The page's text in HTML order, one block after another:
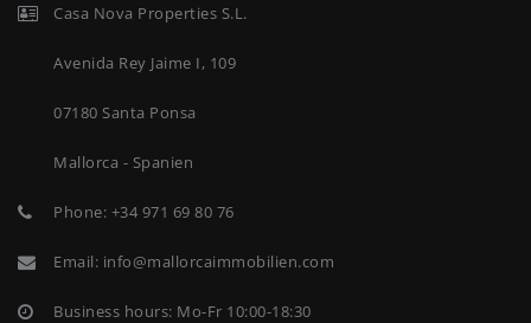
Casa Nova Properties S.L.
Avenida Rey Jaime I, 109
07180 Santa Ponsa
Mallorca - Spanien
Phone: +34 971 69 80 76
Email: info@mallorcaimmobilien.com
Business hours: Mo-Fr 10:00-18:30